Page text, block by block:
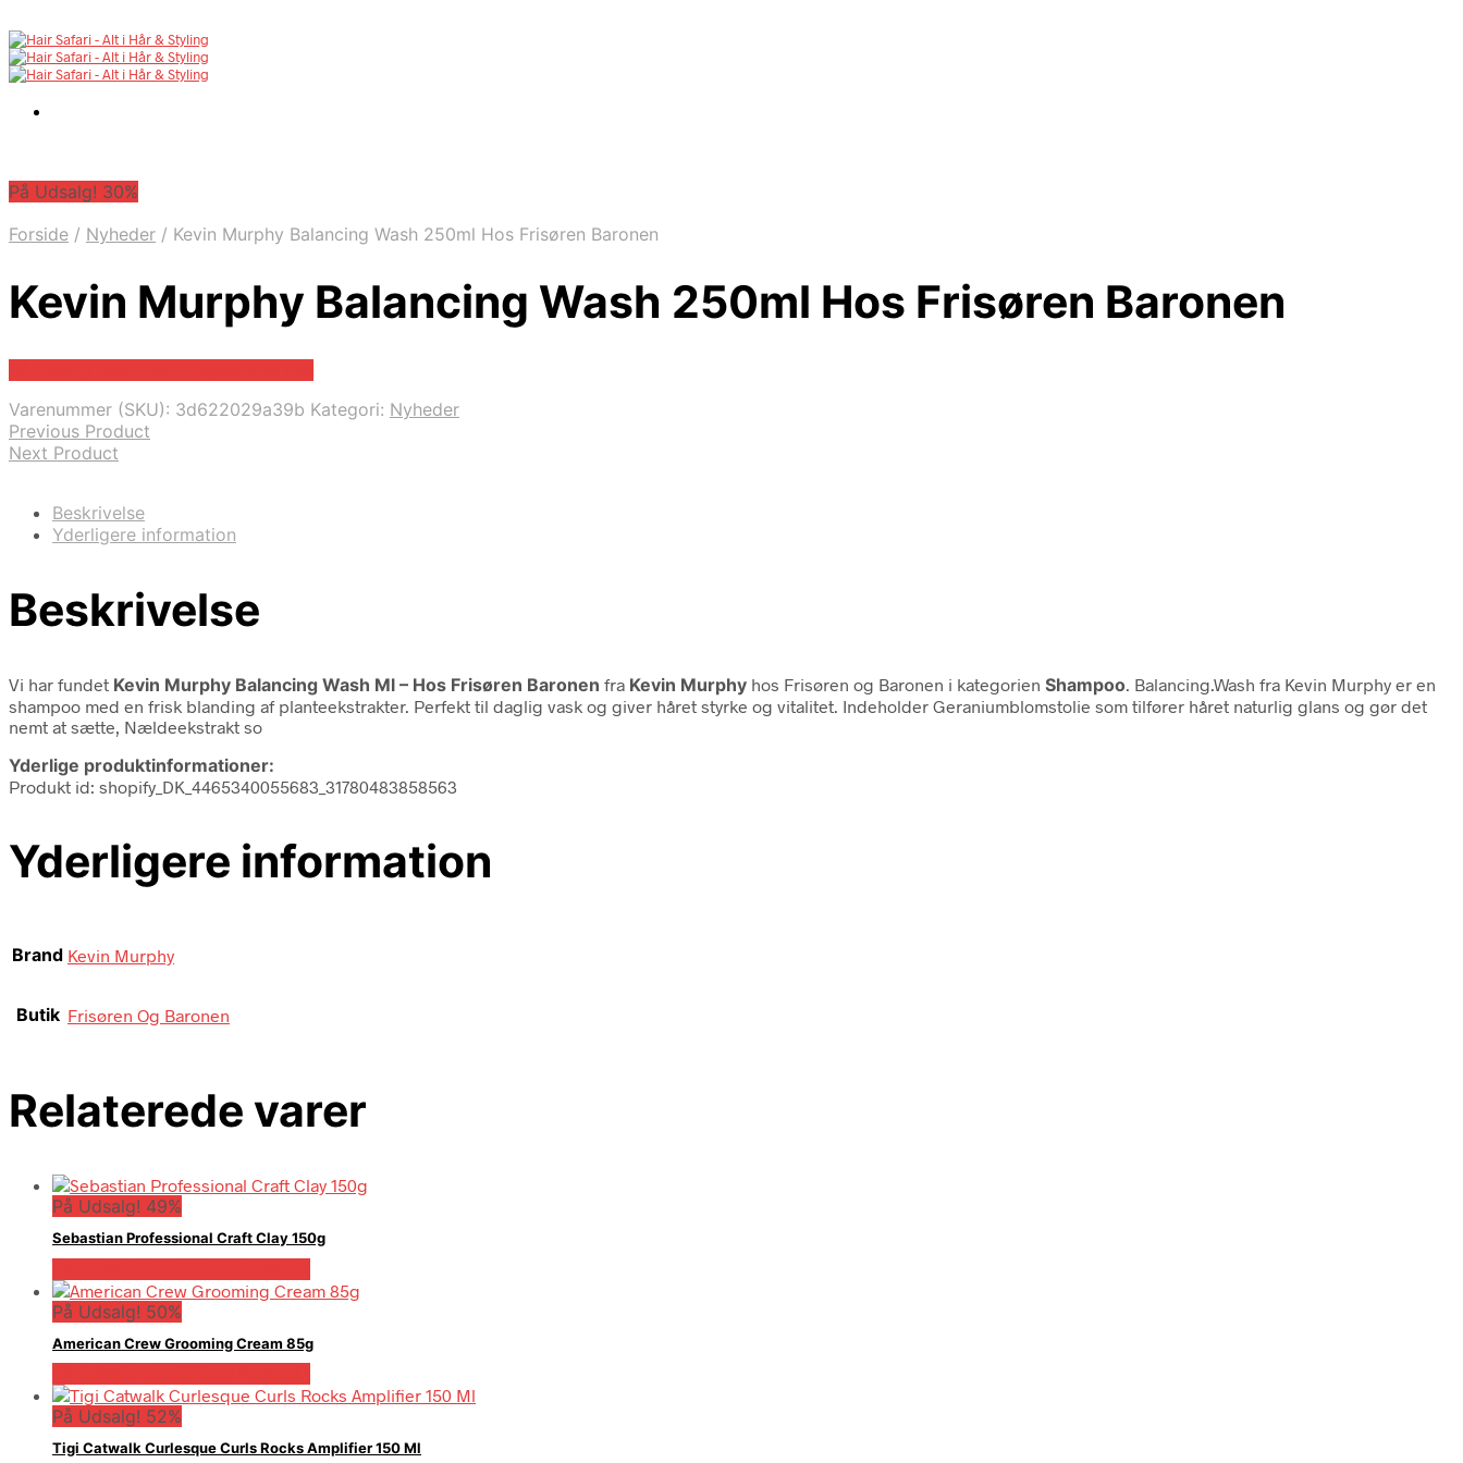
På Udsalg! 30%
Forside / Nyheder / Kevin Murphy Balancing Wash 250ml Hos Frisøren Baronen
Kevin Murphy Balancing Wash 250ml Hos Frisøren Baronen
Varenummer (SKU): 3d622029a39b Kategori: Nyheder
Previous Product
Next Product
Beskrivelse
Yderligere information
Beskrivelse
Vi har fundet Kevin Murphy Balancing Wash Ml – Hos Frisøren Baronen fra Kevin Murphy hos Frisøren og Baronen i kategorien Shampoo . Balancing.Wash fra Kevin Murphy er en
shampoo med en frisk blanding af planteekstrakter. Perfekt til daglig vask og giver håret styrke og vitalitet. Indeholder Geraniumblomstolie som tilfører håret naturlig glans og gør det
nemt at sætte, Nældeekstrakt so
Yderlige produktinformationer:
Produkt id: shopify_DK_4465340055683_31780483858563
Yderligere information
Brand Kevin Murphy
Butik Frisøren Og Baronen
Relaterede varer
På Udsalg! 49%
Sebastian Professional Craft Clay 150g
På Udsalg! 50%
American Crew Grooming Cream 85g
På Udsalg! 52%
Tigi Catwalk Curlesque Curls Rocks Amplifier 150 Ml